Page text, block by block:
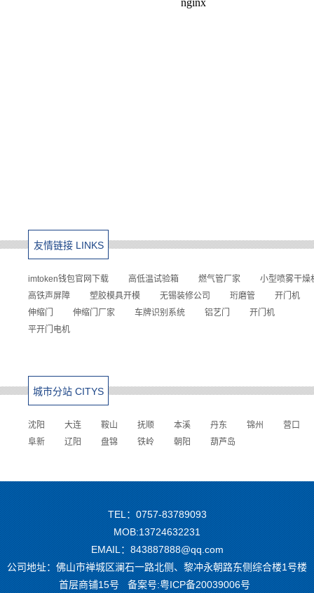
友情链接 LINKS
imtoken钱包官网下载 高低温试验箱 燃气管厂家
小型喷雾干燥
高铁声屏障
塑胶模具开模 无锡装修公司 珩磨管
开门机
伸缩门
伸缩门厂家 车牌识别系统 铝艺门
开门机
平开门电机
城市分站 CITYS
沈阳 大连 鞍山 抚顺 本溪 丹东 锦州
营口
阜新
辽阳 盘锦 铁岭 朝阳 葫芦岛
TEL：0757-83789093
MOB:13724632231
EMAIL：843887888@qq.com
公司地址：佛山市禅城区澜石一路北侧、黎冲永朝路东侧综合楼1号楼
首层商铺15号 备案号:粤ICP备20039006号